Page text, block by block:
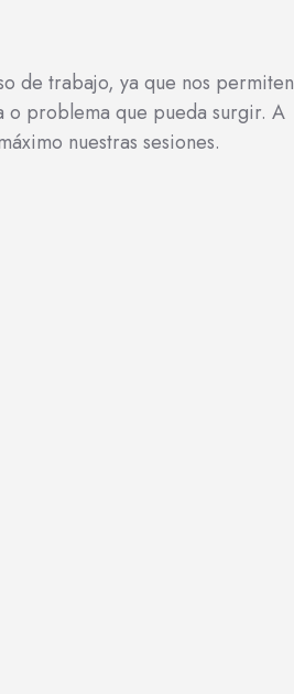
de trabajo, ya que nos permiten
o problema que pueda surgir. A
nuestras sesiones.